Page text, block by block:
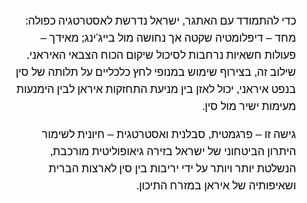
כדי להתמודד עם האתגר, ישראל נדרשת לאסטרטגיה כפולה:
מחד – דיפלומטיה שקטה אך נחושה מול בייג'ינג; מאידך –
פעולות חשאיות נרחבות לסיכול שיקום הכוח הצבאי האיראני.
שילוב זה, בצירוף שימוש במנופי לחץ כלכליים על תלותה של סין
בנפט איראני, יכול לאזן בין מניעת התחזקות איראן לבין הימנעות
מעימות ישיר מול סין.
גישה זו – פרגמטית, סבלנית ואסטרטגית – חיונית לשימור
היתרון הביטחוני של ישראל בזירה גיאופוליטית מורכבת,
הנשלטת יותר ויותר על ידי יריבות בין סין לארצות הברית
ושאיפותיה של איראן במזרח התיכון.